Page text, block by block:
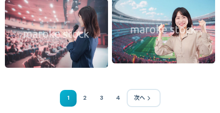
1 2 3 4 次へ